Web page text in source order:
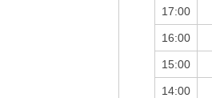
17:00
16:00
15:00
14:00